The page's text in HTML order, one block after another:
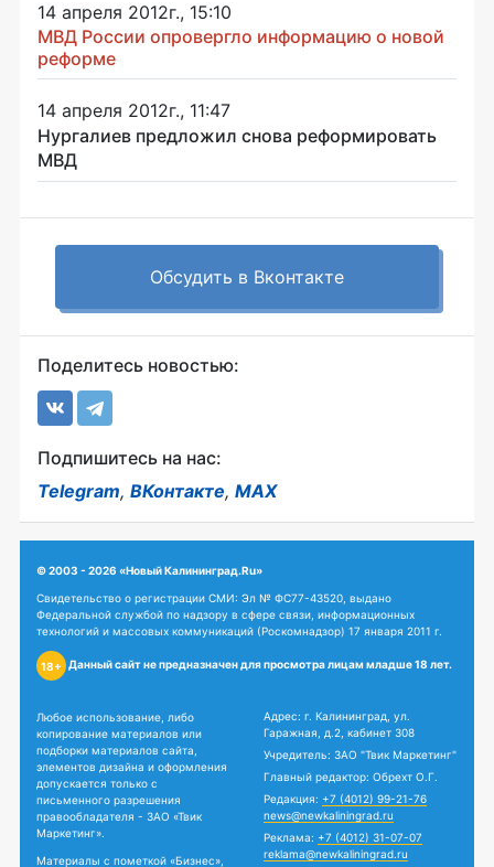
14 апреля 2012г., 15:10
МВД России опровергло информацию о новой
реформе
14 апреля 2012г., 11:47
Нургалиев предложил снова реформировать
МВД
Обсудить в Вконтакте
Поделитесь новостью:
Подпишитесь на нас:
Telegram, ВКонтакте, MAX
© 2003 - 2026 «Новый Калининград.Ru»
Свидетельство о регистрации СМИ: Эл № ФС77-43520, выдано
Федеральной службой по надзору в сфере связи, информационных
технологий и массовых коммуникаций (Роскомнадзор) 17 января 2011 г.
18+ Данный сайт не предназначен для просмотра лицам младше 18 лет.
Любое использование, либо
копирование материалов или
подборки материалов сайта,
элементов дизайна и оформления
допускается только с
письменного разрешения
правообладателя - ЗАО «Твик
Маркетинг».
Материалы с пометкой «Бизнес»,
Адрес: г. Калининград, ул.
Гаражная, д.2, кабинет 308
Учредитель: ЗАО "Твик Маркетинг"
Главный редактор: Обрехт О.Г.
Редакция: +7 (4012) 99-21-76
news@newkaliningrad.ru
Реклама: +7 (4012) 31-07-07
reklama@newkaliningrad.ru